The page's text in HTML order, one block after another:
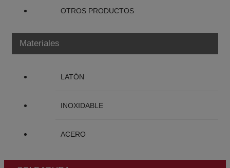
OTROS PRODUCTOS
Materiales
LATÓN
INOXIDABLE
ACERO